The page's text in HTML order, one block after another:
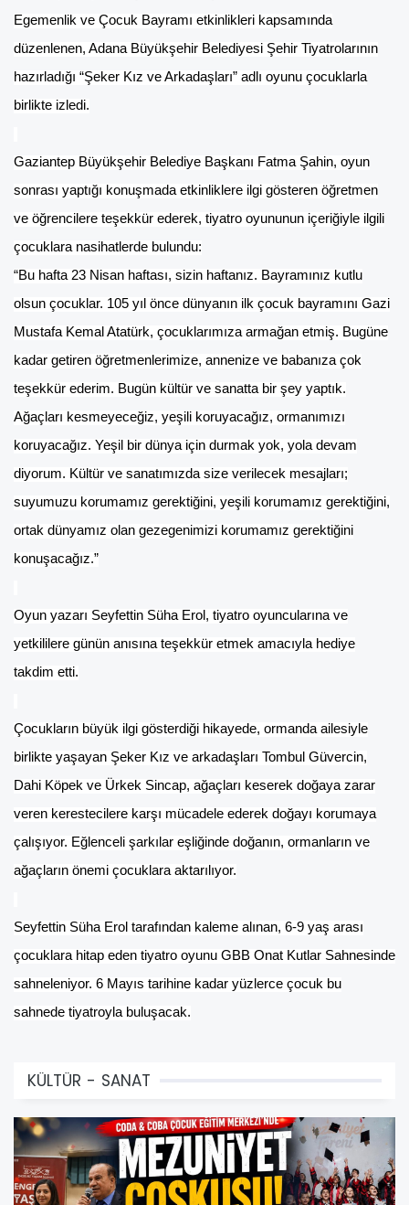
Egemenlik ve Çocuk Bayramı etkinlikleri kapsamında
düzenlenen, Adana Büyükşehir Belediyesi Şehir Tiyatrolarının
hazırladığı “Şeker Kız ve Arkadaşları” adlı oyunu çocuklarla
birlikte izledi.
Gaziantep Büyükşehir Belediye Başkanı Fatma Şahin, oyun
sonrası yaptığı konuşmada etkinliklere ilgi gösteren öğretmen
ve öğrencilere teşekkür ederek, tiyatro oyununun içeriğiyle ilgili
çocuklara nasihatlerde bulundu:
“Bu hafta 23 Nisan haftası, sizin haftanız. Bayramınız kutlu
olsun çocuklar. 105 yıl önce dünyanın ilk çocuk bayramını Gazi
Mustafa Kemal Atatürk, çocuklarımıza armağan etmiş. Bugüne
kadar getiren öğretmenlerimize, annenize ve babanıza çok
teşekkür ederim. Bugün kültür ve sanatta bir şey yaptık.
Ağaçları kesmeyeceğiz, yeşili koruyacağız, ormanımızı
koruyacağız. Yeşil bir dünya için durmak yok, yola devam
diyorum. Kültür ve sanatımızda size verilecek mesajları;
suyumuzu korumamız gerektiğini, yeşili korumamız gerektiğini,
ortak dünyamız olan gezegenimizi korumamız gerektiğini
konuşacağız.”
Oyun yazarı Seyfettin Süha Erol, tiyatro oyuncularına ve
yetkililere günün anısına teşekkür etmek amacıyla hediye
takdim etti.
Çocukların büyük ilgi gösterdiği hikayede, ormanda ailesiyle
birlikte yaşayan Şeker Kız ve arkadaşları Tombul Güvercin,
Dahi Köpek ve Ürkek Sincap, ağaçları keserek doğaya zarar
veren kerestecilere karşı mücadele ederek doğayı korumaya
çalışıyor. Eğlenceli şarkılar eşliğinde doğanın, ormanların ve
ağaçların önemi çocuklara aktarılıyor.
Seyfettin Süha Erol tarafından kaleme alınan, 6-9 yaş arası
çocuklara hitap eden tiyatro oyunu GBB Onat Kutlar Sahnesinde
sahneleniyor. 6 Mayıs tarihine kadar yüzlerce çocuk bu
sahnede tiyatroyla buluşacak.
KÜLTÜR - SANAT